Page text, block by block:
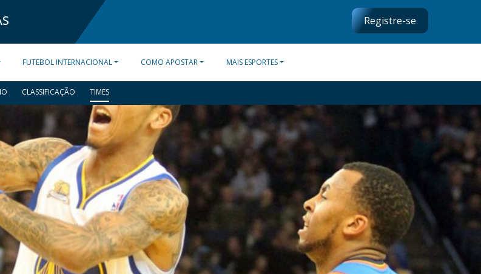
Registre-se
FUTEBOL INTERNACIONAL COMO APOSTAR MAIS ESPORTES
CLASSIFICAÇÃO TIMES